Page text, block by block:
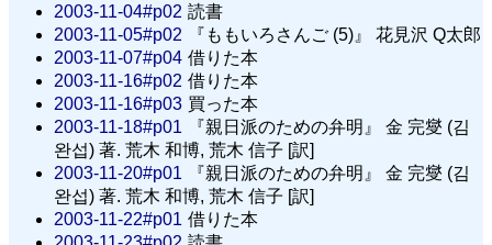
2003-11-04#p02 読書
2003-11-05#p02
『ももいろさんご (5)』 花見沢 Q太郎
2003-11-07#p04 借りた本
2003-11-16#p02 借りた本
2003-11-16#p03 買った本
2003-11-18#p01
『親日派のための弁明』 金 完燮 (김
완섭) 著. 荒木 和博, 荒木 信子 [訳]
2003-11-20#p01
『親日派のための弁明』 金 完燮 (김
완섭) 著. 荒木 和博, 荒木 信子 [訳]
2003-11-22#p01 借りた本